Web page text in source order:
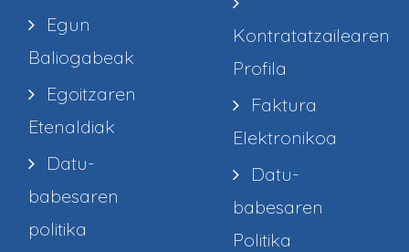
Egun
Baliogabeak
Egoitzaren
Etenaldiak
Datu-
babesaren
politika
Kontratatzailearen
Profila
Faktura
Elektronikoa
Datu-
babesaren
Politika